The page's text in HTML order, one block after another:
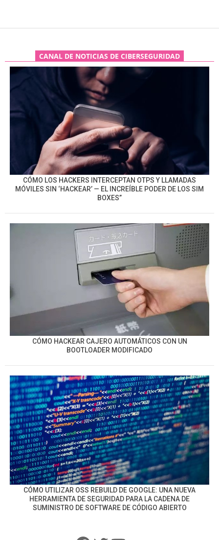
CANAL DE NOTICIAS DE CIBERSEGURIDAD
CÓMO LOS HACKERS INTERCEPTAN OTPS Y LLAMADAS
MÓVILES SIN ‘HACKEAR’ — EL INCREÍBLE PODER DE LOS SIM
BOXES”
CÓMO HACKEAR CAJERO AUTOMÁTICOS CON UN
BOOTLOADER MODIFICADO
CÓMO UTILIZAR OSS REBUILD DE GOOGLE: UNA NUEVA
HERRAMIENTA DE SEGURIDAD PARA LA CADENA DE
SUMINISTRO DE SOFTWARE DE CÓDIGO ABIERTO